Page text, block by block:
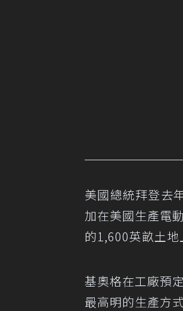
美國總統拜登去
加在美國生產電
的1,600英畝土
基奧格在工廠預
最高明的生產方